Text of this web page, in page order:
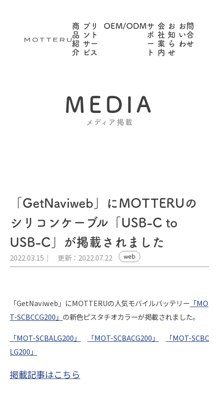
商
品
紹
介
プリ
ント
サー
ビス
OEM/ODMサ
ポ
ー
ト
会
社
案
内
お
知
ら
せ
お問
い合
わせ
MEDIA
メディア掲載
2022.03.15 更新：2022.07.22 web
「GetNaviweb」にMOTTERUの
シリコンケーブル「USB-C to
USB-C」が掲載されました
「GetNaviweb」にMOTTERUの人気モバイルバッテリー 「MO
T-SCBCCG200」 の新色ピスタチオカラーが掲載されました。
「MOT-SCBALG200」 「MOT-SCBACG200」
「MOT-SCBC
LG200」
掲載記事はこちら